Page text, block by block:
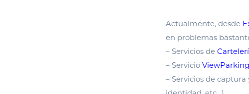
Actualmente, desde
en problemas
– Servicios de
– Servicio
– Servicios de